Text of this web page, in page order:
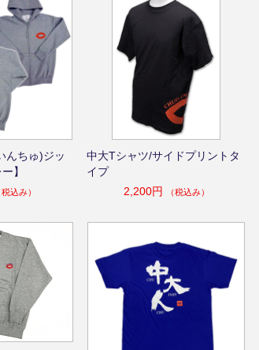
んちゅ)ジッ
】
税込み）
中大Tシャツ/サイドプリントタ
イプ
2,200円
（税込み）